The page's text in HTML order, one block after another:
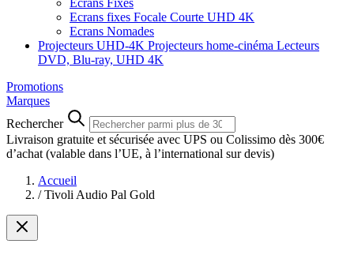
Ecrans Fixes
Ecrans fixes Focale Courte UHD 4K
Ecrans Nomades
Projecteurs UHD-4K Projecteurs home-cinéma Lecteurs
DVD, Blu-ray, UHD 4K
Promotions
Marques
Rechercher
Livraison gratuite et sécurisée avec UPS ou Colissimo dès 300€
d’achat (valable dans l’UE, à l’international sur devis)
Accueil
/ Tivoli Audio Pal Gold